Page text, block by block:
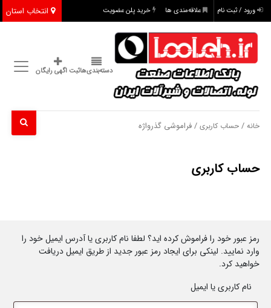
انتخاب استان ورود / ثبت نام علاقه‌مندی ها خرید پلن عضویت
دسته‌بندی‌هاثبت اگهی رایگان
خانه /حساب کاربری / فراموشی گذرواژه
حساب کاربری
رمز عبور خود را فراموش کرده اید؟ لطفا نام کاربری یا آدرس ایمیل خود را
وارد نمایید. لینکی برای ایجاد رمز عبور جدید از طریق ایمیل دریافت
خواهید کرد.
نام کاربری یا ایمیل